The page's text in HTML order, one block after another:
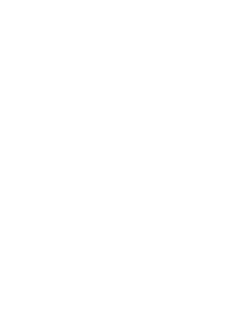
XDRIVE30E*PHEV*M-
SEATS*